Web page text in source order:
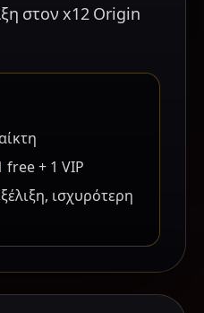
στον x12 Origin
free + 1 VIP
ισχυρότερη